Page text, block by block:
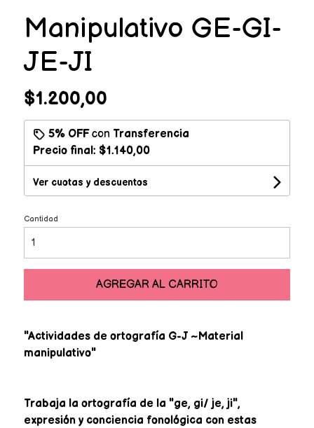
Manipulativo GE-GI-
JE-JI
$1.200,00
5% OFFcon Transferencia
Precio final: $1.140,00
Ver cuotas y descuentos
Cantidad
AGREGAR AL CARRITO
"Actividades de ortografía G-J ~Material
manipulativo"
Trabaja la ortografía de la "ge, gi/ je, ji",
expresión y conciencia fonológica con estas